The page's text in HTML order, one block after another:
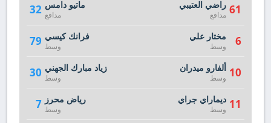
32 ماتيو دامس
مدافع
79 فرانك كيسي
وسط
30 زياد مبارك الجهني
وسط
7 رياض محرز
وسط
61 راضي العتيبي
مدافع
6 مختار علي
وسط
10 ألفارو ميدران
وسط
11 ديماراي جراي
وسط